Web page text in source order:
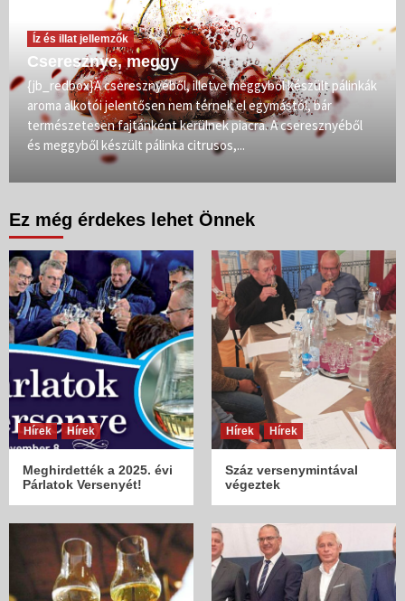
Íz és illat jellemzők
Cseresznye, meggy
{jb_redbox}A cseresznyéből, illetve meggyből készült pálinkák
aroma alkotói jelentősen nem térnek el egymástól, bár
természetesen fajtánként kerülnek piacra. A cseresznyéből
és meggyből készült pálinka citrusos,...
Ez még érdekes lehet Önnek
Hírek Hírek
Meghirdették a 2025. évi
Párlatok Versenyét!
Hírek Hírek
Száz versenymintával
végeztek